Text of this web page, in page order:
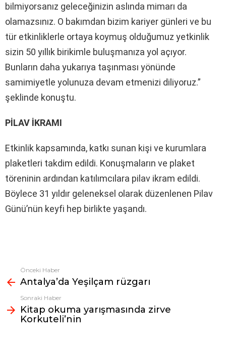
bilmiyorsanız geleceğinizin aslında mimarı da
olamazsınız. O bakımdan bizim kariyer günleri ve bu
tür etkinliklerle ortaya koymuş olduğumuz yetkinlik
sizin 50 yıllık birikimle buluşmanıza yol açıyor.
Bunların daha yukarıya taşınması yönünde
samimiyetle yolunuza devam etmenizi diliyoruz.”
şeklinde konuştu.
PİLAV İKRAMI
Etkinlik kapsamında, katkı sunan kişi ve kurumlara
plaketleri takdim edildi. Konuşmaların ve plaket
töreninin ardından katılımcılara pilav ikram edildi.
Böylece 31 yıldır geleneksel olarak düzenlenen Pilav
Günü’nün keyfi hep birlikte yaşandı.
Fazlasına
bak
Önceki Haber
Antalya’da Yeşilçam rüzgarı
Sonraki Haber
Kitap okuma yarışmasında zirve
Korkuteli’nin